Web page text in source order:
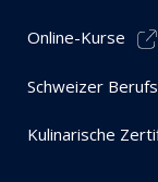
Online-Kurse
Schweizer
Kulinarische